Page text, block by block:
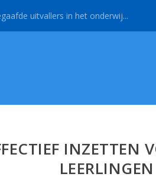
uitvallers in het onderwij...
INZETTEN
LEERLINGEN